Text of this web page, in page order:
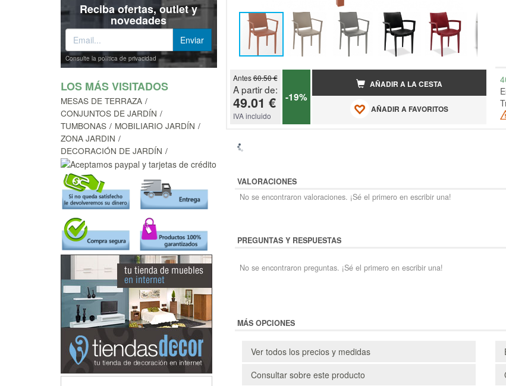
Reciba ofertas, outlet y
novedades
Consulte la política de privacidad
LOS MÁS VISITADOS
MESAS DE TERRAZA
CONJUNTOS DE JARDÍN
TUMBONAS
MOBILIARIO JARDÍN
ZONA JARDIN
DECORACIÓN DE JARDÍN
Antes60.50 €
A partir de:
49.01 €
IVA incluido
-19%
AÑADIR A LA CESTA
AÑADIR A FAVORITOS
VALORACIONES
No se encontraron valoraciones. ¡Sé el primero en escribir una!
PREGUNTAS Y RESPUESTAS
No se encontraron preguntas. ¡Sé el primero en escribir una!
MÁS OPCIONES
Ver todos los precios y medidas
Consultar sobre este producto